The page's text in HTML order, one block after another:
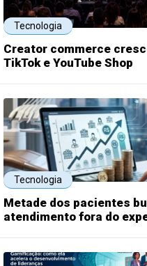
Tecnologia
Creator commerce
TikTok e YouTube Shop
Tecnologia
Metade dos pacientes
atendimento fora do